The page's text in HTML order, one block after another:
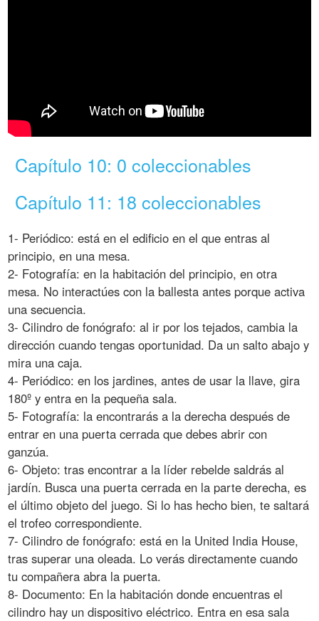
Capítulo 10: 0 coleccionables
Capítulo 11: 18 coleccionables
1- Periódico: está en el edificio en el que entras al
principio, en una mesa.
2- Fotografía: en la habitación del principio, en otra
mesa. No interactúes con la ballesta antes porque activa
una secuencia.
3- Cilindro de fonógrafo: al ir por los tejados, cambia la
dirección cuando tengas oportunidad. Da un salto abajo y
mira una caja.
4- Periódico: en los jardines, antes de usar la llave, gira
180º y entra en la pequeña sala.
5- Fotografía: la encontrarás a la derecha después de
entrar en una puerta cerrada que debes abrir con
ganzúa.
6- Objeto: tras encontrar a la líder rebelde saldrás al
jardín. Busca una puerta cerrada en la parte derecha, es
el último objeto del juego. Si lo has hecho bien, te saltará
el trofeo correspondiente.
7- Cilindro de fonógrafo: está en la United India House,
tras superar una oleada. Lo verás directamente cuando
tu compañera abra la puerta.
8- Documento: En la habitación donde encuentras el
cilindro hay un dispositivo eléctrico. Entra en esa sala